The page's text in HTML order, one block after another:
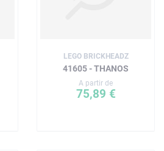
LEGO BRICKHEADZ
41605 - THANOS
A partir de
75,89 €